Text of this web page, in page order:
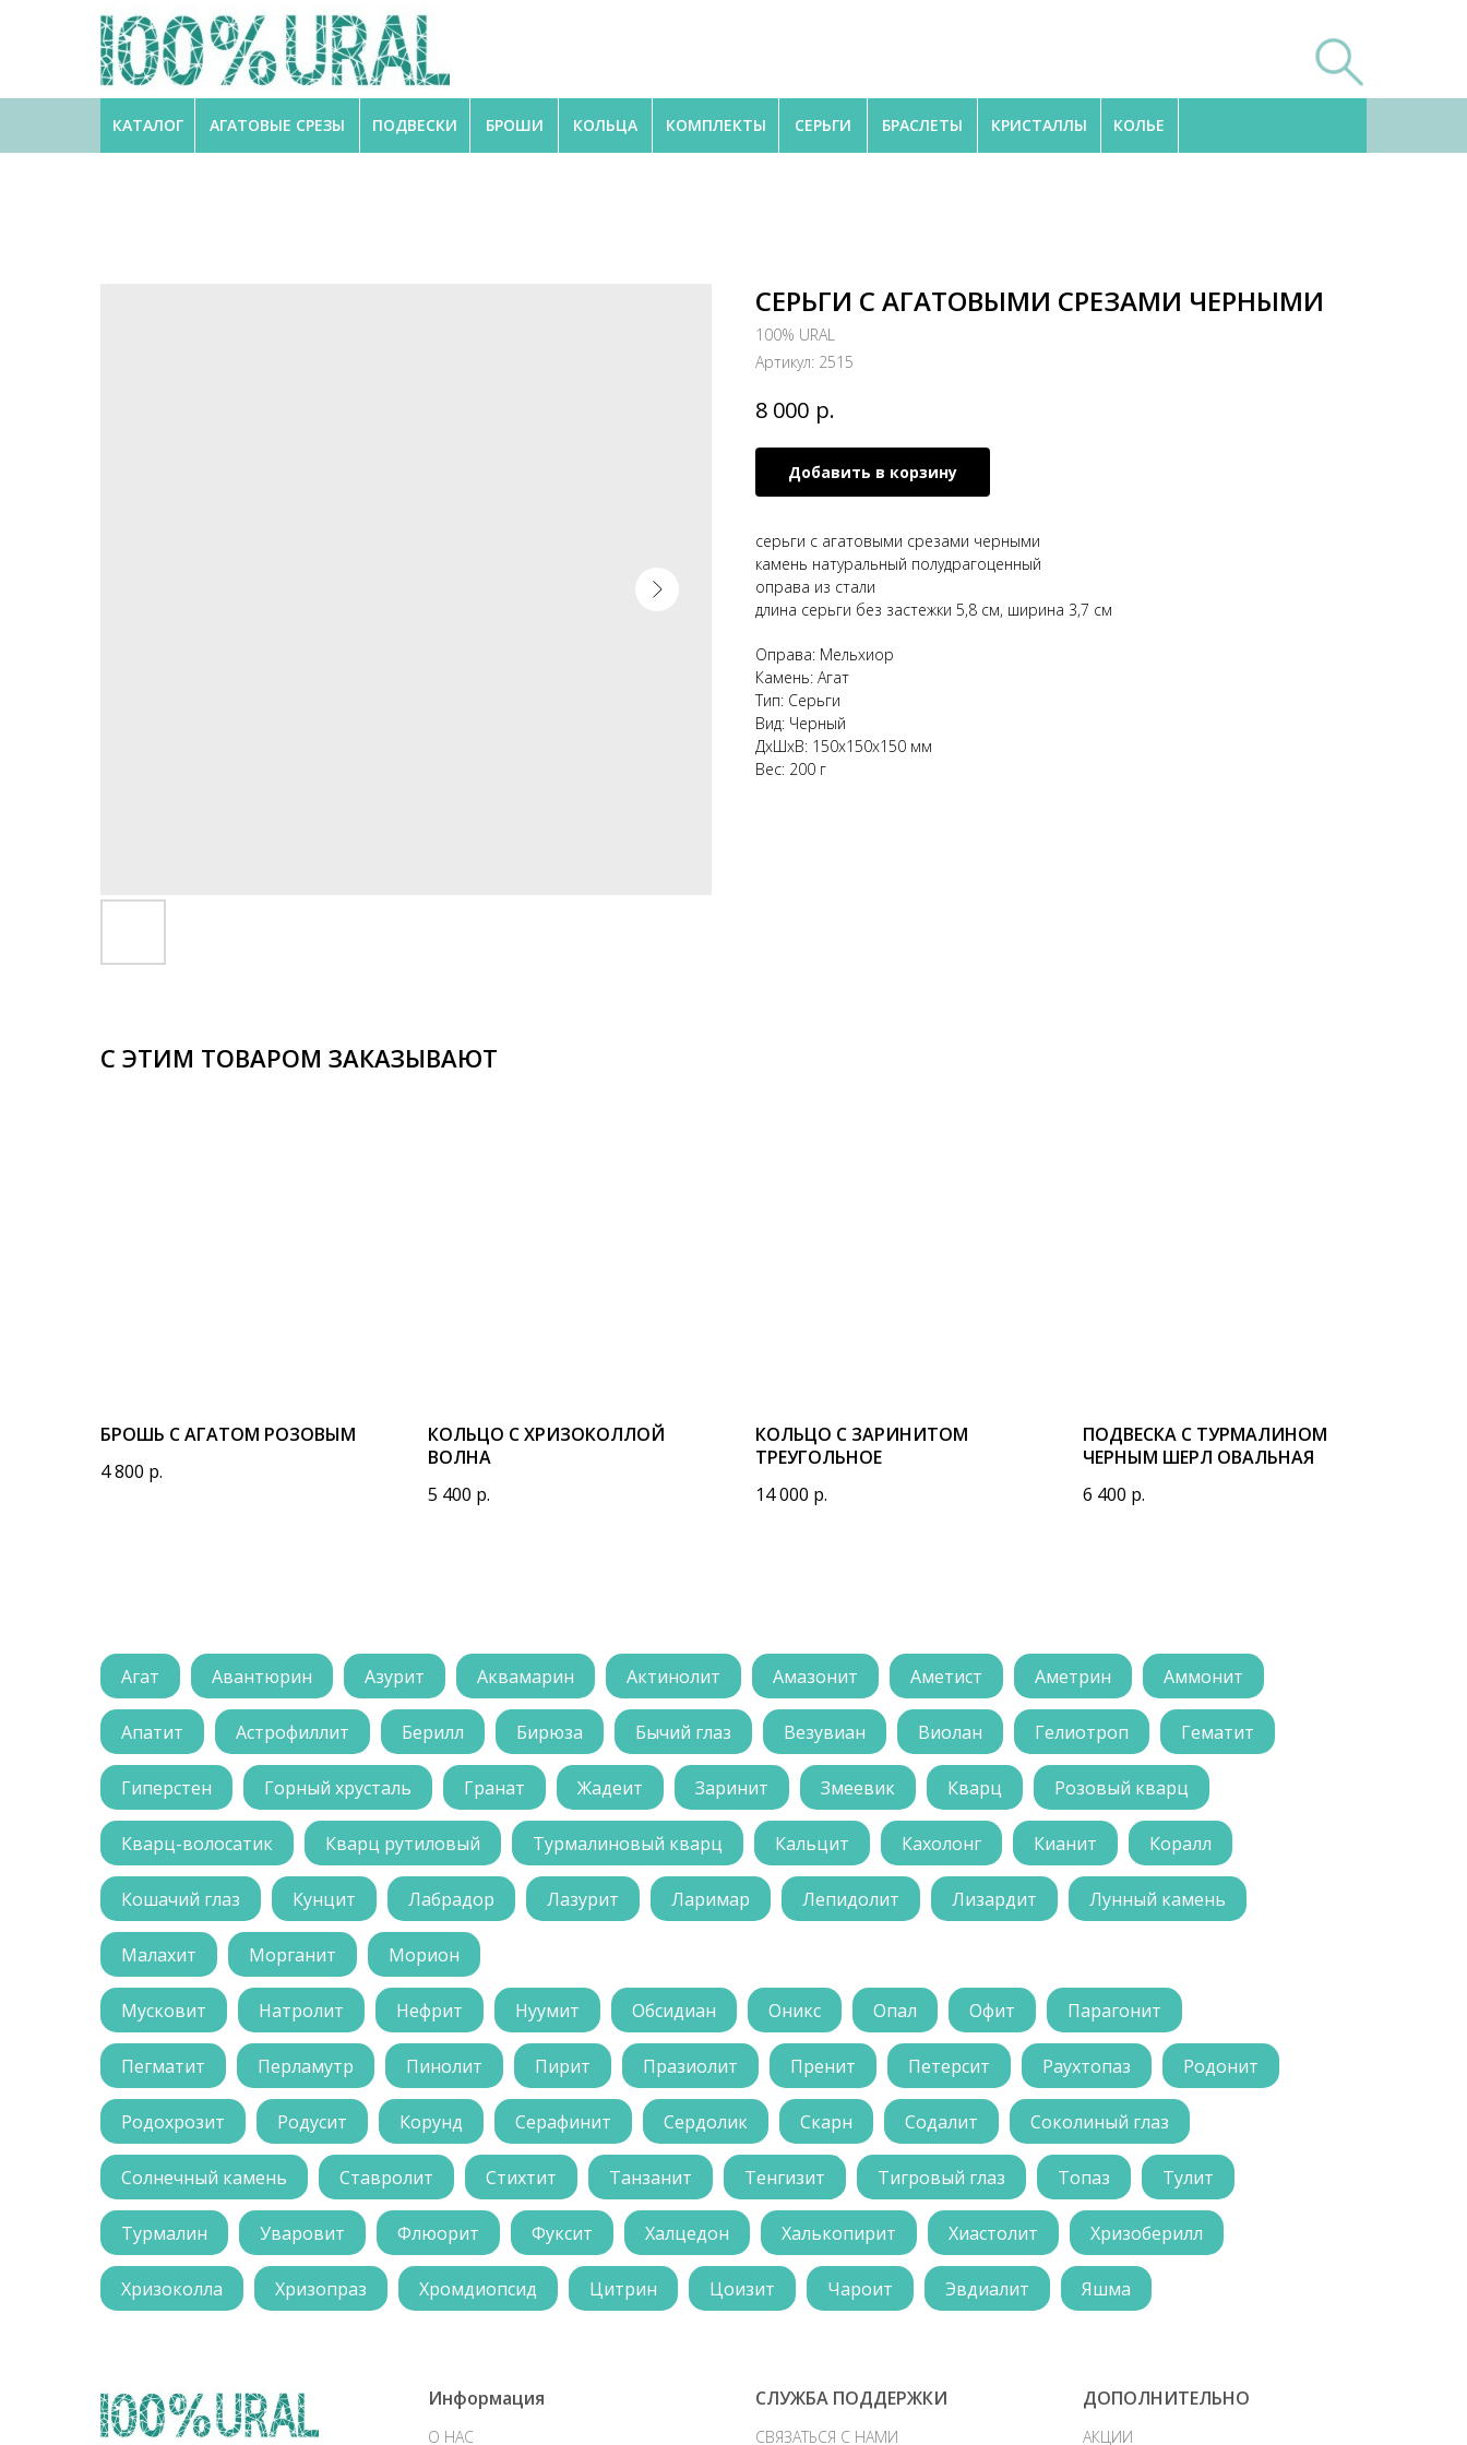
АГАТОВЫЕ СРЕЗЫ
КАТАЛОГ БРАСЛЕТЫ КОЛЬЕ
КРИСТАЛЛЫ
БРОШИ КОЛЬЦА КОМПЛЕКТЫ СЕРЬГИ
ПОДВЕСКИ
СЕРЬГИ С АГАТОВЫМИ СРЕЗАМИ ЧЕРНЫМИ
100% URAL
Артикул: 2515
8 000 р.
Добавить в корзину
серьги с агатовыми срезами черными
камень натуральный полудрагоценный
оправа из стали
длина серьги без застежки 5,8 см, ширина 3,7 см
Оправа: Мельхиор
Камень: Агат
Тип: Серьги
Вид: Черный
ДxШxВ: 150x150x150 мм
Вес: 200 г
С ЭТИМ ТОВАРОМ ЗАКАЗЫВАЮТ
БРОШЬ С АГАТОМ РОЗОВЫМ
4 800 р.
КОЛЬЦО С ХРИЗОКОЛЛОЙ
ВОЛНА
5 400 р.
КОЛЬЦО С ЗАРИНИТОМ
ТРЕУГОЛЬНОЕ
14 000 р.
ПОДВЕСКА С ТУРМАЛИНОМ
ЧЕРНЫМ ШЕРЛ ОВАЛЬНАЯ
6 400 р.
Агат Авантюрин Азурит Аквамарин Актинолит Амазонит Аметист Аметрин Аммонит
Апатит Астрофиллит Берилл Бирюза Бычий глаз Везувиан Виолан Гелиотроп Гематит
Гиперстен Горный хрусталь Гранат Жадеит Заринит Змеевик Кварц Розовый кварц
Кварц-волосатик Кварц рутиловый Турмалиновый кварц Кальцит Кахолонг Кианит Коралл
Кошачий глаз Кунцит Лабрадор Лазурит Ларимар Лепидолит Лизардит Лунный камень
Малахит Морганит Морион
Мусковит Натролит Нефрит Нуумит Обсидиан Оникс Опал Офит Парагонит
Пегматит Перламутр Пинолит Пирит Празиолит Пренит Петерсит Раухтопаз Родонит
Родохрозит Родусит Корунд Серафинит Сердолик Скарн Содалит Соколиный глаз
Солнечный камень Ставролит Стихтит Танзанит Тенгизит Тигровый глаз Топаз Тулит
Турмалин Уваровит Флюорит Фуксит Халцедон Халькопирит Хиастолит Хризоберилл
Хризоколла Хризопраз Хромдиопсид Цитрин Цоизит Чароит Эвдиалит Яшма
Информация
О НАС
СЛУЖБА ПОДДЕРЖКИ
СВЯЗАТЬСЯ С НАМИ
ДОПОЛНИТЕЛЬНО
АКЦИИ